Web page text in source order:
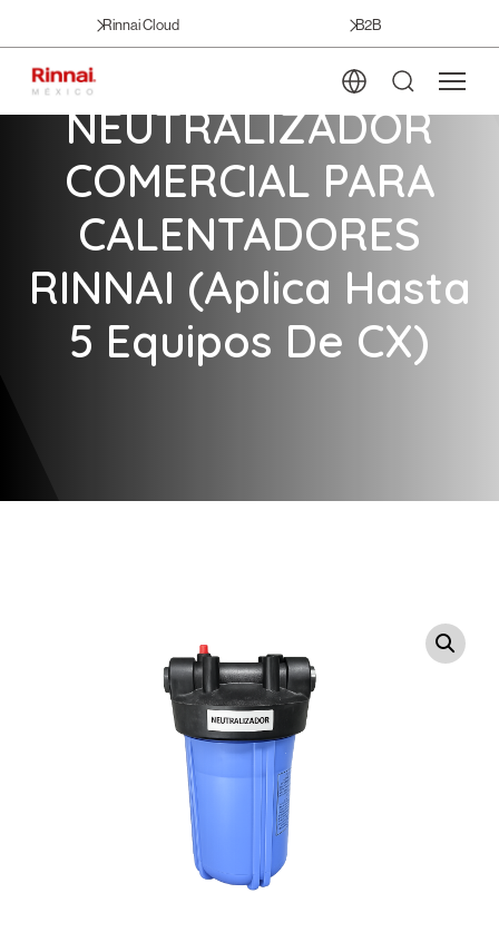
Rinnai Cloud B2B
NEUTRALIZADOR
COMERCIAL PARA
CALENTADORES
RINNAI (Aplica Hasta
5 Equipos De CX)